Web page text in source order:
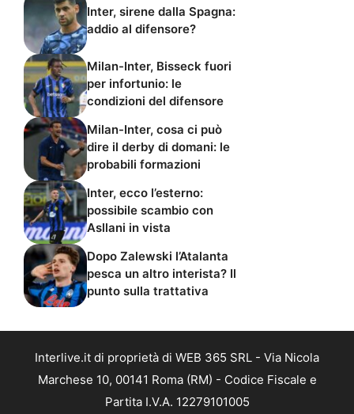
Inter, sirene dalla Spagna:
addio al difensore?
Milan-Inter, Bisseck fuori
per infortunio: le
condizioni del difensore
Milan-Inter, cosa ci può
dire il derby di domani: le
probabili formazioni
Inter, ecco l’esterno:
possibile scambio con
Asllani in vista
Dopo Zalewski l’Atalanta
pesca un altro interista? Il
punto sulla trattativa
Interlive.it di proprietà di WEB 365 SRL - Via Nicola
Marchese 10, 00141 Roma (RM) - Codice Fiscale e
Partita I.V.A. 12279101005